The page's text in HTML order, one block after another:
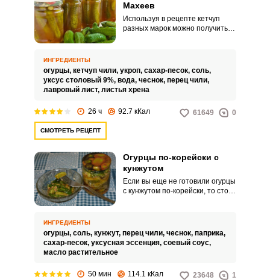
Махеев
Используя в рецепте кетчуп
разных марок можно получить
потрясающие блюда.
ИНГРЕДИЕНТЫ
огурцы, кетчуп чили, укроп, сахар-песок, соль,
уксус столовый 9%, вода, чеснок, перец чили,
лавровый лист, листья хрена
26 ч 92.7 кКал 61649 0
СМОТРЕТЬ РЕЦЕПТ
Огурцы по-корейски с
кунжутом
Если вы еще не готовили огурцы
с кунжутом по-корейски, то стоит
приготовить и в будни, и на
праздничный стол.
ИНГРЕДИЕНТЫ
огурцы, соль, кунжут, перец чили, чеснок, паприка,
сахар-песок, уксусная эссенция, соевый соус,
масло растительное
50 мин 114.1 кКал 23648 1